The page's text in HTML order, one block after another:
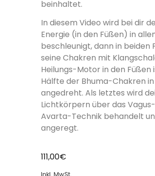
beinhaltet.
In diesem Video wird bei dir
Energie (in den Füßen) in
beschleunigt, dann in beiden
seine Chakren mit
Heilungs-Motor in den Füßen
Hälfte der Bhuma-Chakren
angedreht. Als letztes wird
Lichtkörpern über das
Avarta-Technik behandelt
angeregt.
111,00€